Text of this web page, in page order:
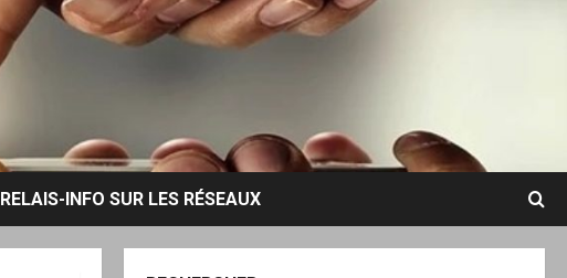
RELAIS-INFO SUR LES RÉSEAUX